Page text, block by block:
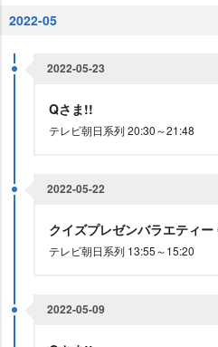
2022-05
2022-05-23
Qさま!!
テレビ朝日系列 20:30～21:48
2022-05-22
クイズプレゼンバラエティ
テレビ朝日系列 13:55～15:20
2022-05-09